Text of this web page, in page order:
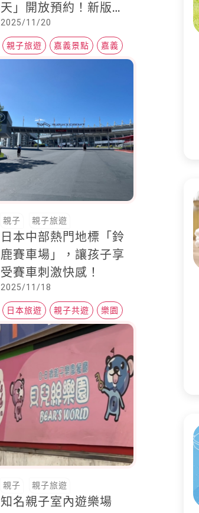
天」開放預約！新版
《凋謝的花》首次亮相
2025/11/20
親子旅遊 嘉義景點 嘉義
親子 親子旅遊
日本中部熱門地標「鈴
鹿賽車場」，讓孩子享
受賽車刺激快感！
2025/11/18
日本旅遊 親子共遊 樂園
親子 親子旅遊
知名親子室內遊樂場